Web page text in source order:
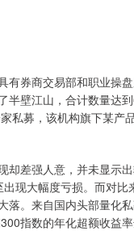
券商交易部和职业操
壁江山，合计数量达
私募，该机构旗下某产
差强人意，并未显示
现大幅度亏损。而对
。来自国内头部量化
指数的年化超额收益